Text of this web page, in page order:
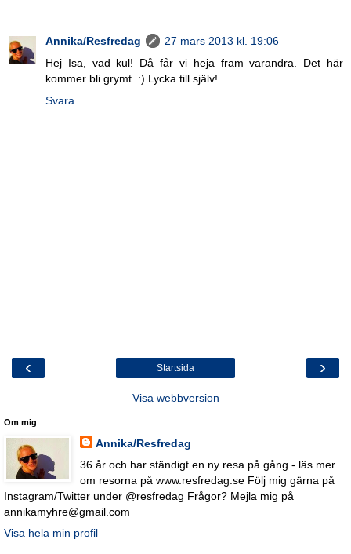
Annika/Resfredag
27 mars 2013 kl. 19:06
Hej Isa, vad kul! Då får vi heja fram varandra. Det här
kommer bli grymt. :) Lycka till själv!
Svara
‹ ›
Startsida
Visa webbversion
Om mig
Annika/Resfredag
36 år och har ständigt en ny resa på gång - läs mer
om resorna på www.resfredag.se Följ mig gärna på
Instagram/Twitter under @resfredag Frågor? Mejla mig på
annikamyhre@gmail.com
Visa hela min profil